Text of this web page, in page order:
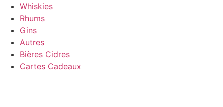
Whiskies
Rhums
Gins
Autres
Bières Cidres
Cartes Cadeaux